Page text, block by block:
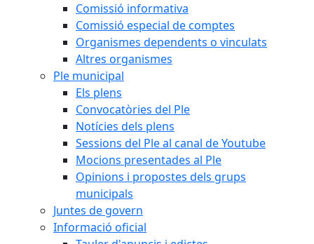
Comissió informativa
Comissió especial de comptes
Organismes dependents o vinculats
Altres organismes
Ple municipal
Els plens
Convocatòries del Ple
Notícies dels plens
Sessions del Ple al canal de Youtube
Mocions presentades al Ple
Opinions i propostes dels grups
municipals
Juntes de govern
Informació oficial